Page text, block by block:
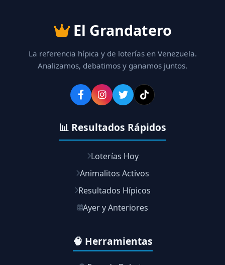
El Grandatero
La referencia hípica y de loterías en Venezuela.
Analizamos, debatimos y ganamos juntos.
📊 Resultados Rápidos
Loterías Hoy
Animalitos Activos
Resultados Hípicos
Ayer y Anteriores
🧠 Herramientas